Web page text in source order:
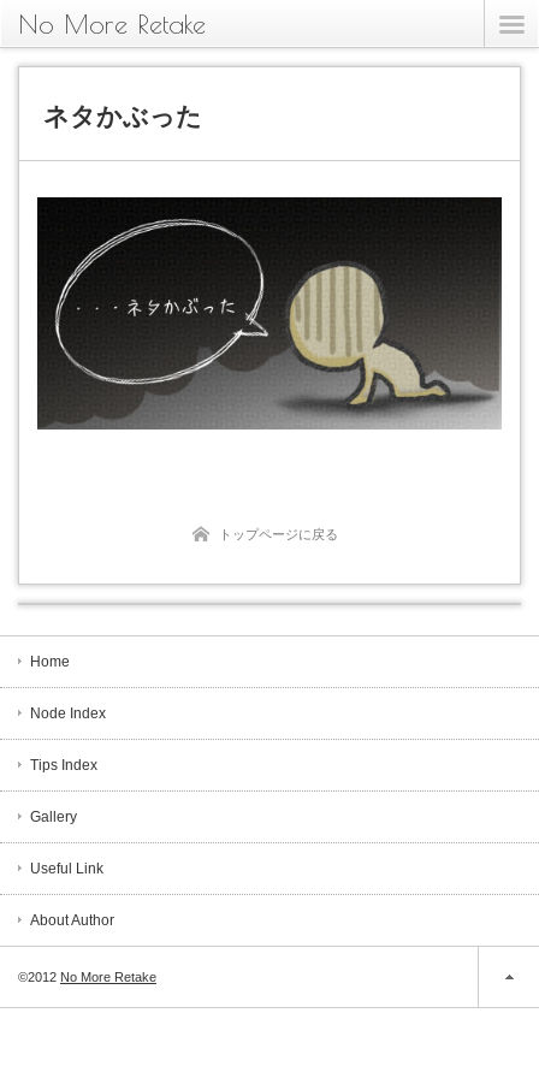
No More Retake
ネタかぶった
トップページに戻る
Home
Node Index
Tips Index
Gallery
Useful Link
About Author
©2012 No More Retake